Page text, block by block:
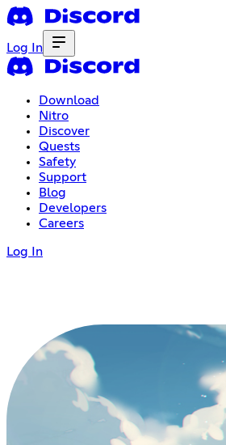
Log In
Download
Nitro
Discover
Quests
Safety
Support
Blog
Developers
Careers
Log In